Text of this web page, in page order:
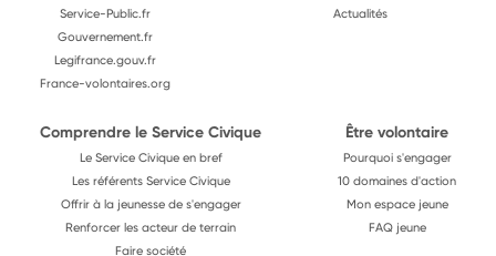
Service-Public.fr
Gouvernement.fr
Legifrance.gouv.fr
France-volontaires.org
Actualités
Comprendre le Service Civique
Le Service Civique en bref
Les référents Service Civique
Offrir à la jeunesse de s'engager
Renforcer les acteur de terrain
Faire société
Être volontaire
Pourquoi s'engager
10 domaines d'action
Mon espace jeune
FAQ jeune